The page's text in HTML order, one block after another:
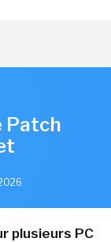
Patch
plusieurs PC